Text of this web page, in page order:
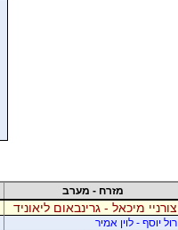
מזרח - מערב
צורניי מיכאל - גרינבאום ליאוניד
רול יוסף - לוין אמיר